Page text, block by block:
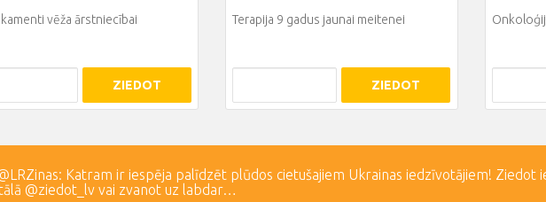
vēža ārstniecībai
ZIEDOT
Terapija 9 gadus jaunai meitenei
ZIEDOT
Katram ir iespēja palīdzēt plūdos cietušajiem Ukrainas iedzīvotājiem! Ziedot
@ziedot_lv vai zvanot uz labdar…